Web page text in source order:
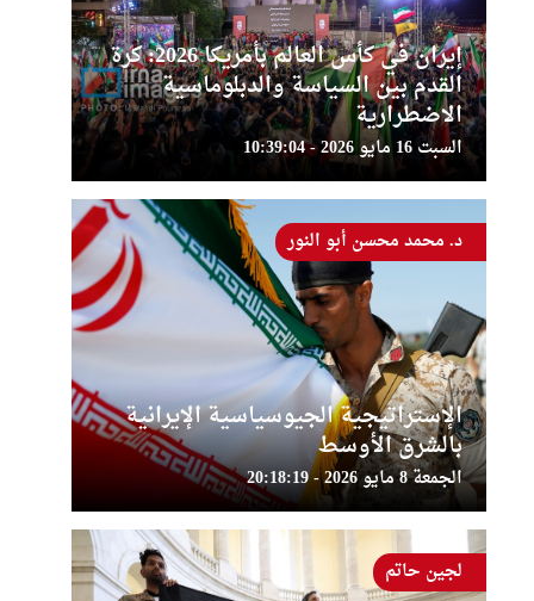
إيران في كأس العالم بأمريكا 2026: كرة
القدم بين السياسة والدبلوماسية
الاضطرارية
السبت 16 مايو 2026 - 10:39:04
الإستراتيجية الجيوسياسية الإيرانية
بالشرق الأوسط
الجمعة 8 مايو 2026 - 20:18:19
د. محمد محسن أبو النور
لجين حاتم